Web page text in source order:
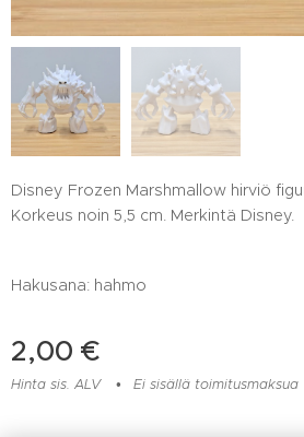
Disney Frozen Marshmallow hirviö
Korkeus noin 5,5 cm. Merkintä Disney.
Hakusana: hahmo
2,00 €
Hinta sis. ALV Ei sisällä toimitusmaksua